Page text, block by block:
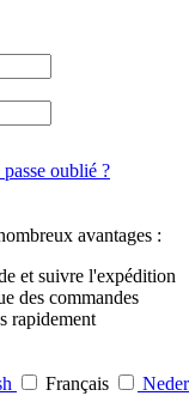
oublié ?
avantages :
et suivre l'expédition
des commandes
rapidement
Français